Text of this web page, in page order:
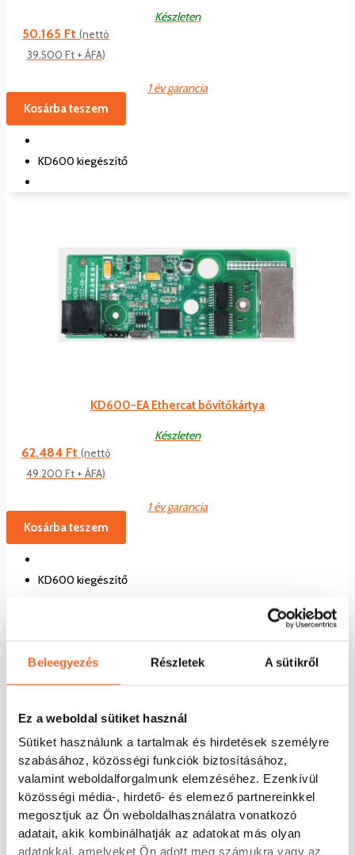
Beleegyezés Részletek A sütikről
Ez a weboldal sütiket használ
Sütiket használunk a tartalmak és hirdetések személyre
szabásához, közösségi funkciók biztosításához,
valamint weboldalforgalmunk elemzéséhez. Ezenkívül
közösségi média-, hirdető- és elemező partnereinkkel
megosztjuk az Ön weboldalhasználatra vonatkozó
adatait, akik kombinálhatják az adatokat más olyan
adatokkal, amelyeket Ön adott meg számukra vagy az
Készleten
50.165 Ft (nettó
39.500 Ft+ ÁFA)
1 év garancia
Kosárba teszem
KD600 kiegészítő
KD600-EA Ethercat bővítőkártya
Készleten
62.484 Ft (nettó
49.200 Ft + ÁFA)
1 év garancia
Kosárba teszem
KD600 kiegészítő
KD600-PG1 Encoder bővítőkártya (nyitott kollektoros)